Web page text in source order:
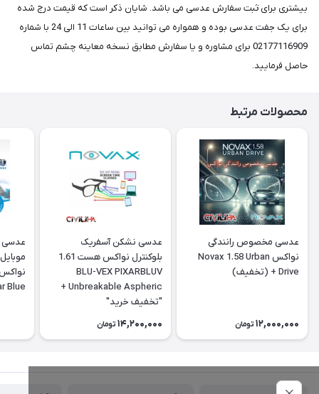
بیشتری برای ثبت سفارش عدسی می باشد. شایان ذکر است که قیمت درج شده
برای یک جفت عدسی بوده و همواره می توانید بین ساعات 11 الی 24 با شماره
02177116909 برای مشاوره و یا سفارش مطابق نسخه معاینه چشم تماس
حاصل فرمایید.
محصولات مرتبط
عدسی مخصوص رانندگی
نواکس Novax 1.58 Urban
Drive + (تخفیف)
12,000,000 تومان
عدسی نشکن آسفریک
بلوکنترل نواکس هست 1.61
BLU-VEX PIXARBLUV
Unbreakable Aspheric +
"تخفیف خرید"
14,200,000 تومان
Blue